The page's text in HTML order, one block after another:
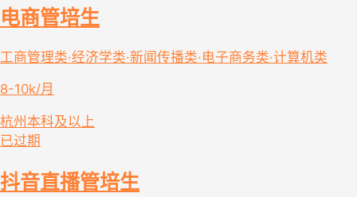
电商管培生
工商管理类·经济学类·新闻传播类·电子商务类·计算机类
8-10k/月
杭州 本科及以上
已过期
抖音直播管培生